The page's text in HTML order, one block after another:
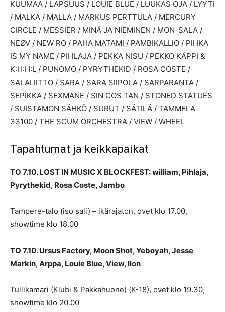
KUUMAA / LAPSUUS / LOUIE BLUE / LUUKAS OJA / LYYTI
/ MALKA / MALLA / MARKUS PERTTULA / MERCURY
CIRCLE / MESSIER / MINÄ JA NIEMINEN / MON-SALA /
NEØV / NEW RO / PAHA MATAMI / PAMBIKALLIO / PIHKA
IS MY NAME / PIHLAJA / PEKKA NISU / PEKKO KÄPPI &
K:H:H:L / PUNOMO / PYRYTHEKID / ROSA COSTE /
SALALIITTO / SARA / SARA SIIPOLA / SARPARANTA /
SEPIKKA / SEXMANE / SIN COS TAN / STONED STATUES
/ SUISTAMON SÄHKÖ / SURUT / SÄTILÄ / TAMMELA
33100 / THE SCUM ORCHESTRA / VIEW / WHEEL
Tapahtumat ja keikkapaikat
TO 7.10. LOST IN MUSIC X BLOCKFEST: william, Pihlaja,
Pyrythekid, Rosa Coste, Jambo
Tampere-talo (iso sali) – ikärajaton, ovet klo 17.00,
showtime klo 18.00
TO 7.10. Ursus Factory, Moon Shot, Yeboyah, Jesse
Markin, Arppa, Louie Blue, View, Ilon
Tullikamari (Klubi & Pakkahuone) (K-18), ovet klo 19.30,
showtime klo 20.00